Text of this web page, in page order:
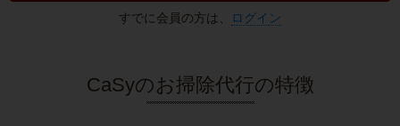
すでに会員の方は、 ログイン
CaSyのお掃除代行の特徴